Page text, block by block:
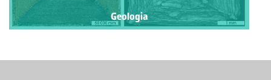
Geologia